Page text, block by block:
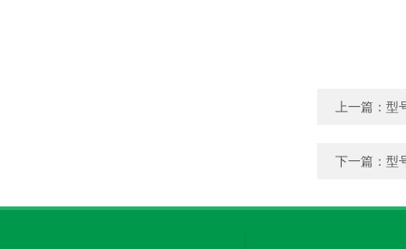
上一篇： 型
下一篇： 型